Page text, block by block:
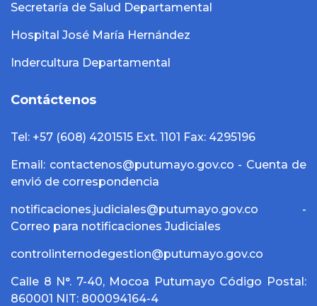
Secretaría de Salud Departamental
Hospital José María Hernández
Indercultura Departamental
Contáctenos
Tel: +57 (608) 4201515 Ext. 1101 Fax: 4295196
Email: contactenos@putumayo.gov.co - Cuenta de
envió de correspondencia
notificaciones.judiciales@putumayo.gov.co -
Correo para notificaciones Judiciales
controlinternodegestion@putumayo.gov.co
Calle 8 N°. 7-40, Mocoa Putumayo Código Postal:
860001 NIT: 800094164-4